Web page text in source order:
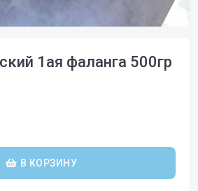
1ая фаланга 500гр
В КОРЗИНУ